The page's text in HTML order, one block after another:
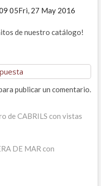
05Fri, 27 May 2016
de nuestro catálogo!
publicar un comentario.
de CABRILS con vistas
DE MAR con